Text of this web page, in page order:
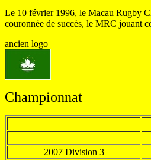
Le 10 février 1996, le Macau Rugby
couronnée de succès, le MRC jouant
ancien logo
Championnat
2007 Division 3